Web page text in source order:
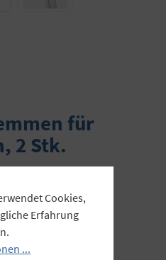
für
2 Stk.
Cookies,
Erfahrung
...